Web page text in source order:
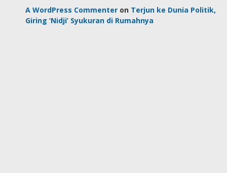
A WordPress Commenter on Terjun ke Dunia Politik,
Giring ‘Nidji’ Syukuran di Rumahnya